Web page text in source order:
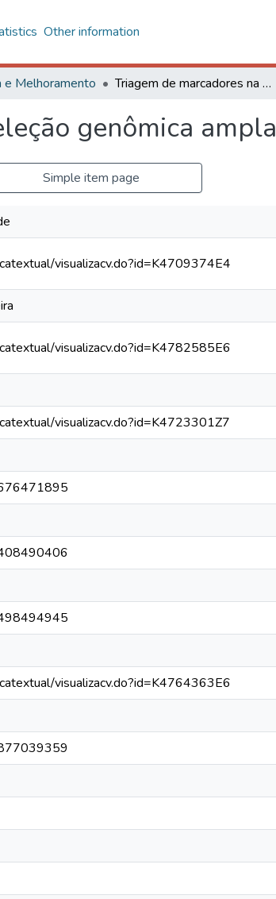
Other information
e Melhoramento Triagem de marcadores na seleção genômica ampla
genômica ampla
Simple item page
visualizacv.do?id=K4709374E4
visualizacv.do?id=K4782585E6
visualizacv.do?id=K4723301Z7
visualizacv.do?id=K4764363E6